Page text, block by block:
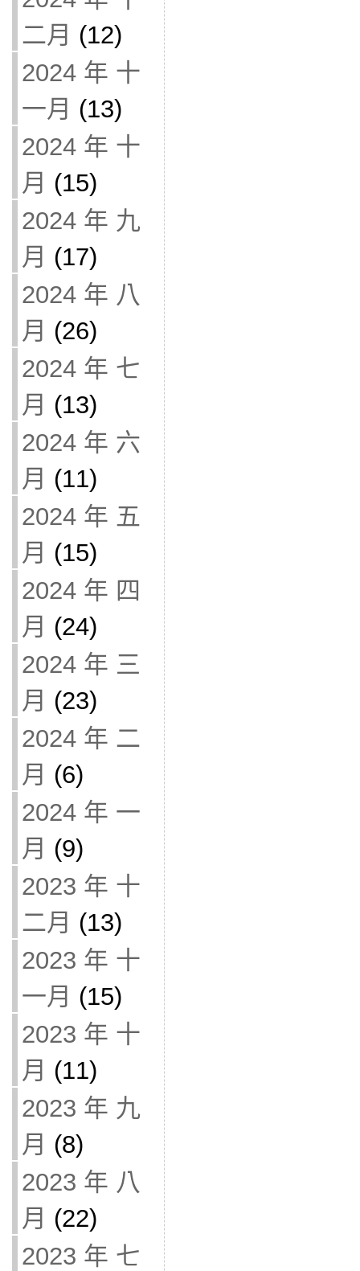
二月 (12)
2024 年 十
一月 (13)
2024 年 十
月 (15)
2024 年 九
月 (17)
2024 年 八
月 (26)
2024 年 七
月 (13)
2024 年 六
月 (11)
2024 年 五
月 (15)
2024 年 四
月 (24)
2024 年 三
月 (23)
2024 年 二
月 (6)
2024 年 一
月 (9)
2023 年 十
二月 (13)
2023 年 十
一月 (15)
2023 年 十
月 (11)
2023 年 九
月 (8)
2023 年 八
月 (22)
2023 年 七